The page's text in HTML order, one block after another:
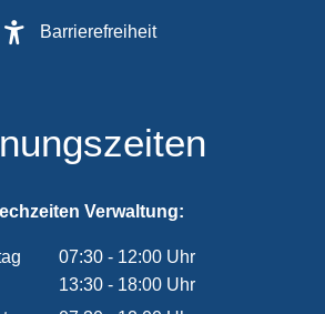
Barrierefreiheit
Verwaltung:
07:30- 12:00Uhr
Von 07:30 bis 12:00 Uhr
13:30- 18:00Uhr